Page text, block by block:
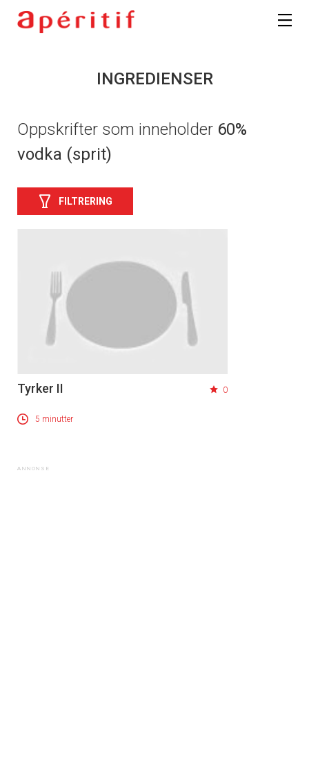
INGREDIENSER
Oppskrifter som inneholder 60%
vodka (sprit)
FILTRERING
Tyrker II 0
5 minutter